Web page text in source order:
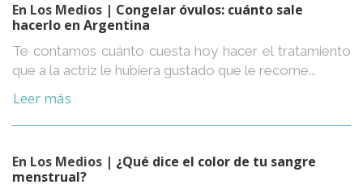
En Los Medios | Congelar óvulos: cuánto sale
hacerlo en Argentina
Te contamos cuánto cuesta hoy hacer el tratamiento
que a la actriz le hubiera gustado que le recome...
Leer más
En Los Medios | ¿Qué dice el color de tu sangre
menstrual?